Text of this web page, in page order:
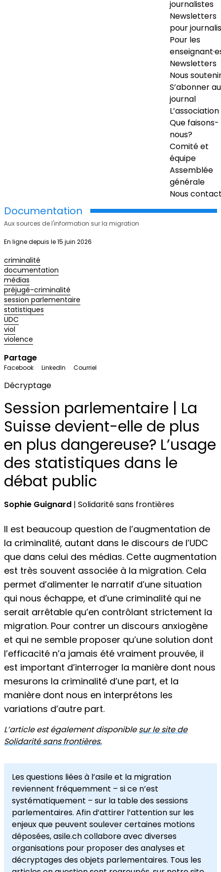
journalistes
Newsletters
pour
Pour les
Newsletters
Nous
S’abonner au
journal
L’association
Que faisons-
nous?
Comité et
équipe
Assemblée
générale
Nous
Documentation
Aux sources de l'information sur la migration
En ligne depuis le 15 juin 2026
criminalité
documentation
médias
préjugé-criminalité
session parlementaire
statistiques
UDC
viol
violence
Partage
Facebook LinkedIn Courriel
Décryptage
Session parlementaire | La
Suisse devient-elle de plus
en plus dangereuse? L’usage
des statistiques dans le
débat public
Sophie Guignard | Solidarité sans frontières
Il est beaucoup question de l’augmentation de
la criminalité, autant dans le discours de l’UDC
que dans celui des médias. Cette augmentation
est très souvent associée à la migration. Cela
permet d’alimenter le narratif d’une situation
qui nous échappe, et d’une criminalité qui ne
serait arrêtable qu’en contrôlant strictement la
migration. Pour contrer un discours anxiogène
et qui ne semble proposer qu’une solution dont
l’efficacité n’a jamais été vraiment prouvée, il
est important d’interroger la manière dont nous
mesurons la criminalité d’une part, et la
manière dont nous en interprétons les
variations d’autre part.
L’article est également disponiblesur le site de
Solidarité sans frontières.
Les questions liées à l’asile et la migration
reviennent fréquemment – si ce n’est
systématiquement – sur la table des sessions
parlementaires. Afin d’attirer l’attention sur les
enjeux que peuvent soulever certaines motions
déposées, asile.ch collabore avec diverses
organisations pour proposer des analyses et
décryptages des objets parlementaires. Tous les